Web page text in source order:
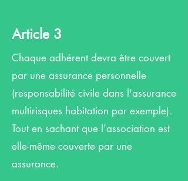
Article 3
Chaque adhérent devra être couvert
par une assurance personnelle
(responsabilité civile dans l'assurance
multirisques habitation par exemple).
Tout en sachant que l'association est
elle-même couverte par une
assurance.